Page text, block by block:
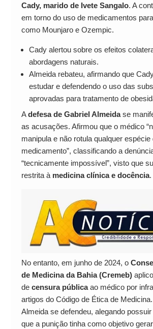
Cady, marido de Ivete Sangalo. A
em torno do uso de medicamentos
como Mounjaro e Ozempic.
Cady alertou sobre os efeitos
abordagens naturais.
Almeida rebateu, afirmando que
estudar e defendendo o uso das
aprovadas para tratamento de
Adefesa de Gabriel Almeidase
as acusações. Afirmou que o médico
manipula e não rotula qualquer espécie
medicamento”, classificando a
“tecnicamente impossível”, visto que
restrita à medicina clínica e docência.
No entanto, em junho de 2024, o
de Medicina da Bahia (Cremeb)
de censura públicaao médico por
artigos do Código de Ética de
Almeida se defendeu, alegando
que a punição tinha como objetivo